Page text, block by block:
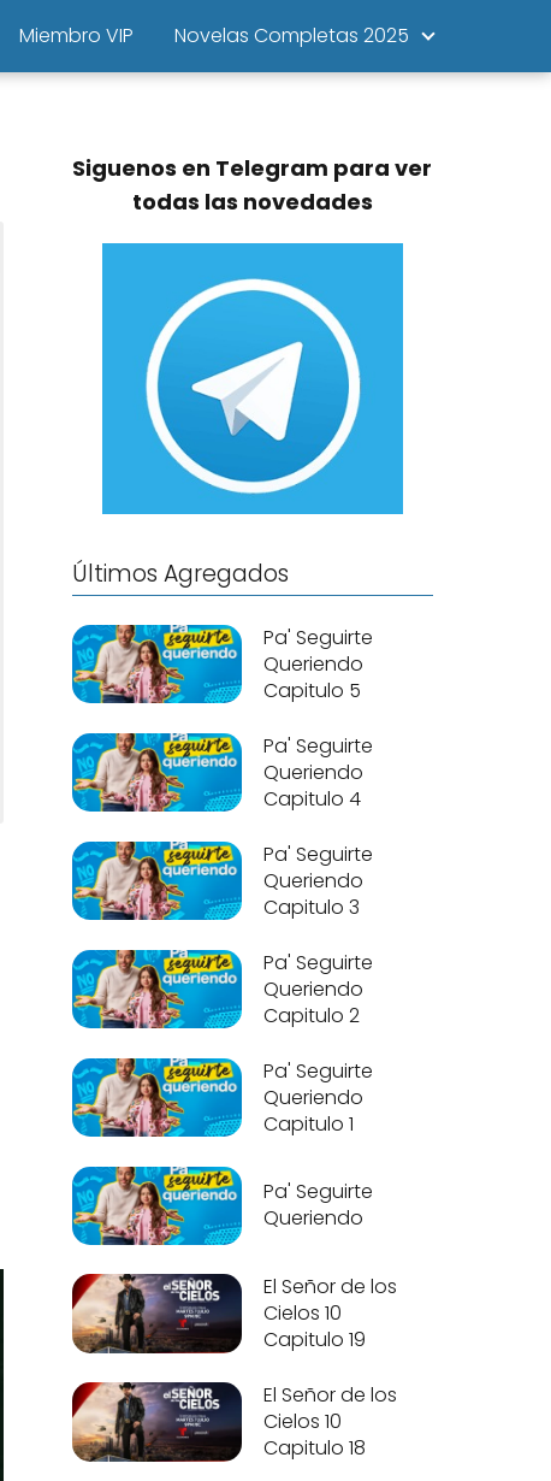
Miembro VIP Novelas Completas 2025
Siguenos en Telegram para ver
todas las novedades
Últimos Agregados
Pa' Seguirte
Queriendo
Capitulo 5
Pa' Seguirte
Queriendo
Capitulo 4
Pa' Seguirte
Queriendo
Capitulo 3
Pa' Seguirte
Queriendo
Capitulo 2
Pa' Seguirte
Queriendo
Capitulo 1
Pa' Seguirte
Queriendo
El Señor de los
Cielos 10
Capitulo 19
El Señor de los
Cielos 10
Capitulo 18